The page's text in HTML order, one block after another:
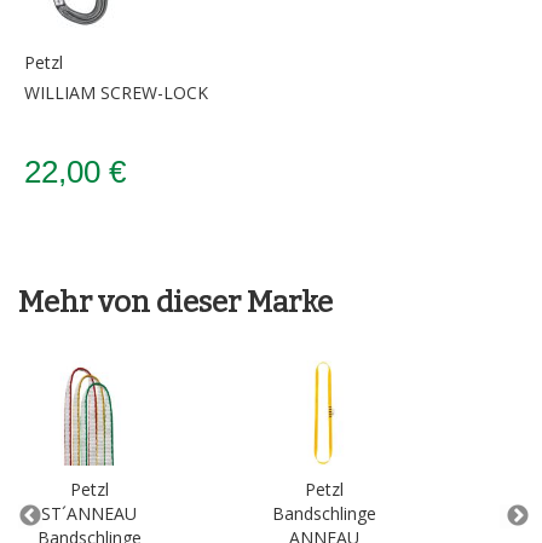
Petzl
WILLIAM SCREW-LOCK
22,00 €
Mehr von dieser Marke
Petzl
ST´ANNEAU
Bandschlinge
Petzl
Bandschlinge
ANNEAU